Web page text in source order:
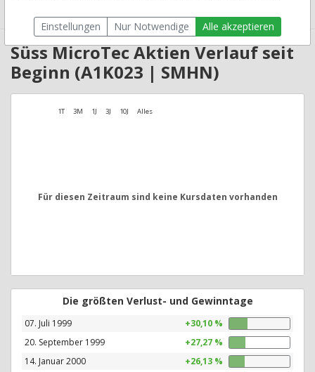
Süss MicroTec Aktien Verlauf seit
Beginn (A1K023 | SMHN)
1T 3M 1J 3J 10J Alles
Für diesen Zeitraum sind keine Kursdaten vorhanden
Die größten Verlust- und Gewinntage
07. Juli 1999
+30,10 %
20. September 1999
+27,27 %
14. Januar 2000
+26,13 %
Einstellungen Nur Notwendige Alle akzeptieren